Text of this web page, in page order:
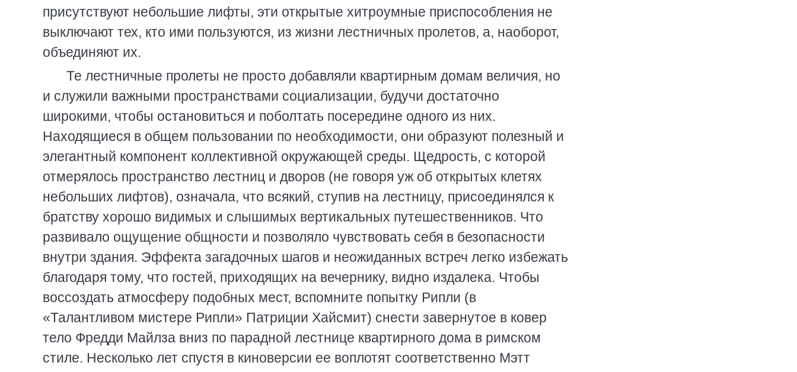
присутствуют небольшие лифты, эти открытые хитроумные приспособления не
выключают тех, кто ими пользуются, из жизни лестничных пролетов, а, наоборот,
объединяют их.
Те лестничные пролеты не просто добавляли квартирным домам величия, но
и служили важными пространствами социализации, будучи достаточно
широкими, чтобы остановиться и поболтать посередине одного из них.
Находящиеся в общем пользовании по необходимости, они образуют полезный и
элегантный компонент коллективной окружающей среды. Щедрость, с которой
отмерялось пространство лестниц и дворов (не говоря уж об открытых клетях
небольших лифтов), означала, что всякий, ступив на лестницу, присоединялся к
братству хорошо видимых и слышимых вертикальных путешественников. Что
развивало ощущение общности и позволяло чувствовать себя в безопасности
внутри здания. Эффекта загадочных шагов и неожиданных встреч легко избежать
благодаря тому, что гостей, приходящих на вечернику, видно издалека. Чтобы
воссоздать атмосферу подобных мест, вспомните попытку Рипли (в
«Талантливом мистере Рипли» Патриции Хайсмит) снести завернутое в ковер
тело Фредди Майлза вниз по парадной лестнице квартирного дома в римском
стиле. Несколько лет спустя в киноверсии ее воплотят соответственно Мэтт